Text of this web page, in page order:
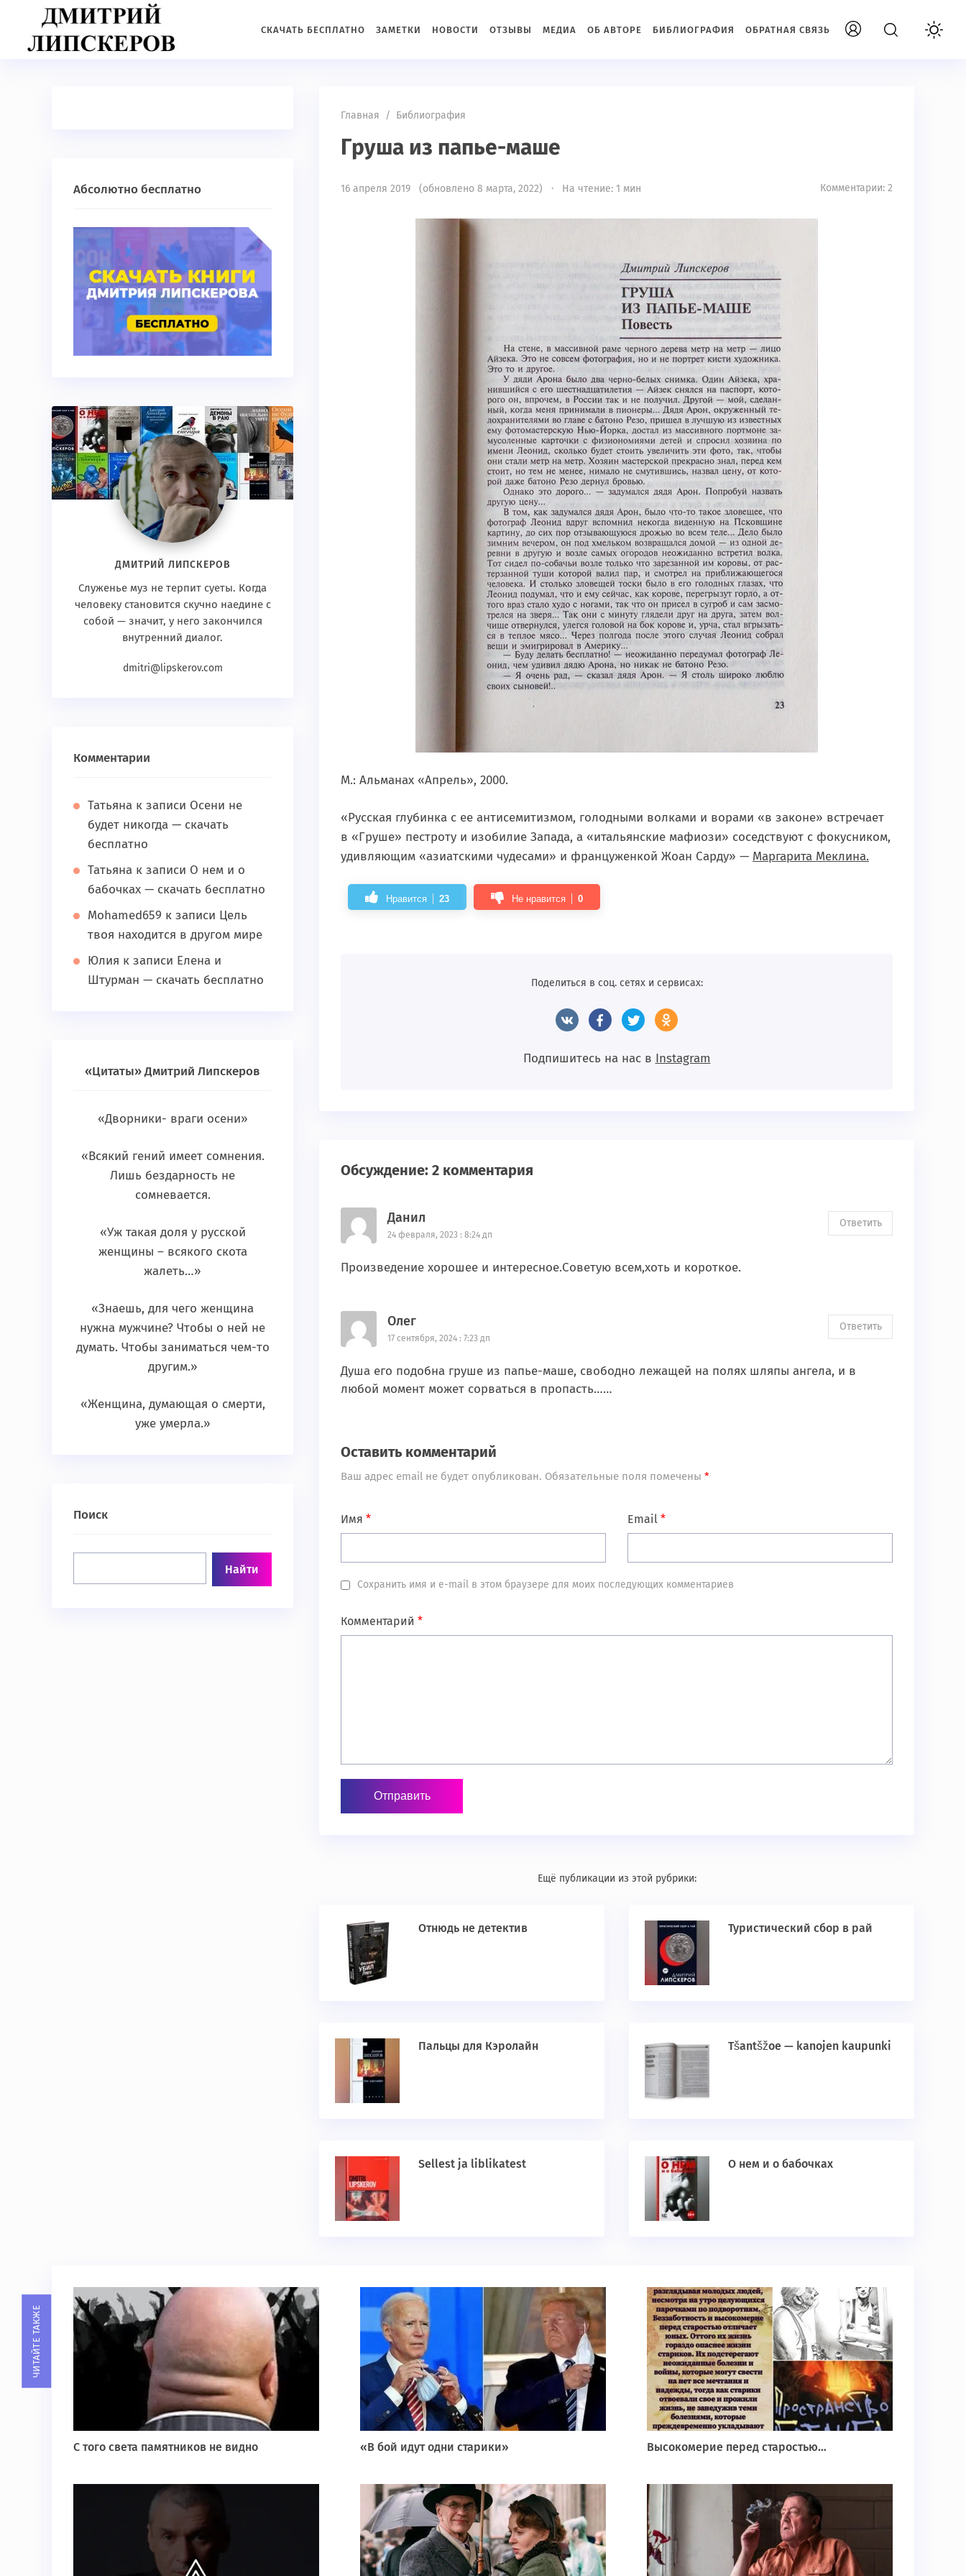
СКАЧАТЬ БЕСПЛАТНО ЗАМЕТКИ НОВОСТИ ОТЗЫВЫ МЕДИА ОБ АВТОРЕ БИБЛИОГРАФИЯ ОБРАТНАЯ СВЯЗЬ
Главная / Библиография
Груша из папье-маше
16 апреля 2019 (обновлено 8 марта, 2022) · На чтение: 1 мин Комментарии: 2
М.: Альманах «Апрель», 2000.
«Русская глубинка с ее антисемитизмом, голодными волками и ворами «в законе» встречает
в «Груше» пестроту и изобилие Запада, а «итальянские мафиози» соседствуют с фокусником,
удивляющим «азиатскими чудесами» и француженкой Жоан Сарду» — Маргарита Меклина.
Нравится 23 Не нравится 0
Поделиться в соц. сетях и сервисах:
Подпишитесь на нас в Instagram
Обсуждение: 2 комментария
Данил
24 февраля, 2023 : 8:24 дп
Произведение хорошее и интересное.Советую всем,хоть и короткое.
Ответить
Олег
17 сентября, 2024 : 7:23 дп
Душа его подобна груше из папье-маше, свободно лежащей на полях шляпы ангела, и в
любой момент может сорваться в пропасть……
Ответить
Оставить комментарий
Ваш адрес email не будет опубликован. Обязательные поля помечены *
Имя * Email*
Сохранить имя и e-mail в этом браузере для моих последующих комментариев
Комментарий *
Ещё публикации из этой рубрики:
Отнюдь не детектив Туристический сбор в рай
Пальцы для Кэролайн Tšantšžoe — kanojen kaupunki
Sellest ja liblikatest О нем и о бабочках
Абсолютно бесплатно
ДМИТРИЙ ЛИПСКЕРОВ
Служенье муз не терпит суеты. Когда
человеку становится скучно наедине с
собой — значит, у него закончился
внутренний диалог.
dmitri@lipskerov.com
Комментарии
Татьяна к записи Осени не
будет никогда — скачать
бесплатно
Татьяна к записи О нем и о
бабочках — скачать бесплатно
Mohamed659 к записи Цель
твоя находится в другом мире
Юлия к записи Елена и
Штурман — скачать бесплатно
«Цитаты» Дмитрий Липскеров
«Дворники- враги осени»
«Всякий гений имеет сомнения.
Лишь бездарность не
сомневается.
«Уж такая доля у русской
женщины – всякого скота
жалеть…»
«Знаешь, для чего женщина
нужна мужчине? Чтобы о ней не
думать. Чтобы заниматься чем-то
другим.»
«Женщина, думающая о смерти,
уже умерла.»
Поиск
ЧИТАЙТЕ ТАКЖЕ
С того света памятников не видно «В бой идут одни старики» Высокомерие перед старостью…